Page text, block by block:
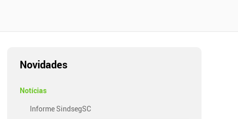
Novidades
Notícias
Informe SindsegSC